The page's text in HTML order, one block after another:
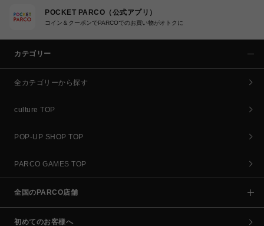
POCKET PARCO（公式アプリ）
コイン＆クーポンでPARCOでのお買い物がオトクに
カテゴリー
全カテゴリーから探す
culture TOP
POP-UP SHOP TOP
PARCO GAMES TOP
全国のPARCO店舗
初めてのお客様へ